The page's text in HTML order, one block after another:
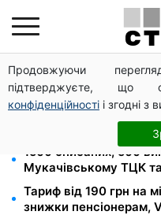
Продовжуючи
підтверджуєте, що
конфіденційності і згодні з
Допомога людям з
Acted і NP
Кешбек до 40% на
Mastercard запустили
1500 списаних, 500
Мукачівському ТЦК
Тариф від 190 грн на
знижки пенсіонерам,